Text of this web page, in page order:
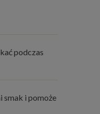
podczas
smak i pomoże